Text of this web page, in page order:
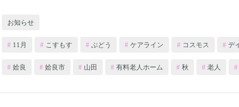
お知らせ
11月 こすもす ぶどう ケアライン コスモス デ
姶良 姶良市 山田 有料老人ホーム 秋 老人